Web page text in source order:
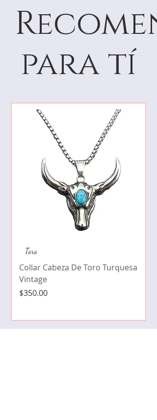
para tí
Toro
Collar Cabeza De Toro Turquesa
Vintage
Precio
$350.00